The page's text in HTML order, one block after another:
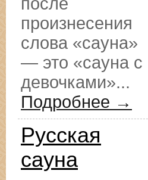
произнесения
слова «сауна»
— это «сауна с
девочками»...
Подробнее →
Русская
сауна